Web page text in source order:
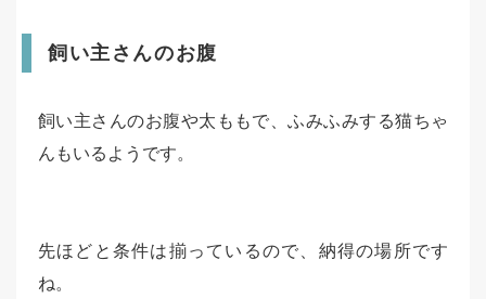
飼い主さんのお腹
飼い主さんのお腹や太ももで、ふみふみする猫ちゃ
んもいるようです。
先ほどと条件は揃っているので、納得の場所です
ね。